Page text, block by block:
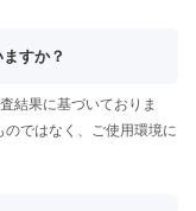
すか？
結果に基づいておりま
ではなく、ご使用環境に